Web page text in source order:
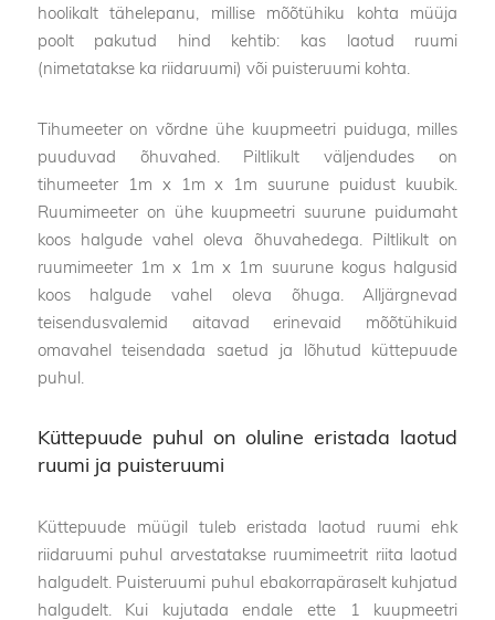
hoolikalt tähelepanu, millise mõõtühiku kohta müüja
poolt pakutud hind kehtib: kas laotud ruumi
(nimetatakse ka riidaruumi) või puisteruumi kohta.
Tihumeeter on võrdne ühe kuupmeetri puiduga, milles
puuduvad õhuvahed. Piltlikult väljendudes on
tihumeeter 1m x 1m x 1m suurune puidust kuubik.
Ruumimeeter on ühe kuupmeetri suurune puidumaht
koos halgude vahel oleva õhuvahedega. Piltlikult on
ruumimeeter 1m x 1m x 1m suurune kogus halgusid
koos halgude vahel oleva õhuga. Alljärgnevad
teisendusvalemid aitavad erinevaid mõõtühikuid
omavahel teisendada saetud ja lõhutud küttepuude
puhul.
Küttepuude puhul on oluline eristada laotud
ruumi ja puisteruumi
Küttepuude müügil tuleb eristada laotud ruumi ehk
riidaruumi puhul arvestatakse ruumimeetrit riita laotud
halgudelt. Puisteruumi puhul ebakorrapäraselt kuhjatud
halgudelt. Kui kujutada endale ette 1 kuupmeetri